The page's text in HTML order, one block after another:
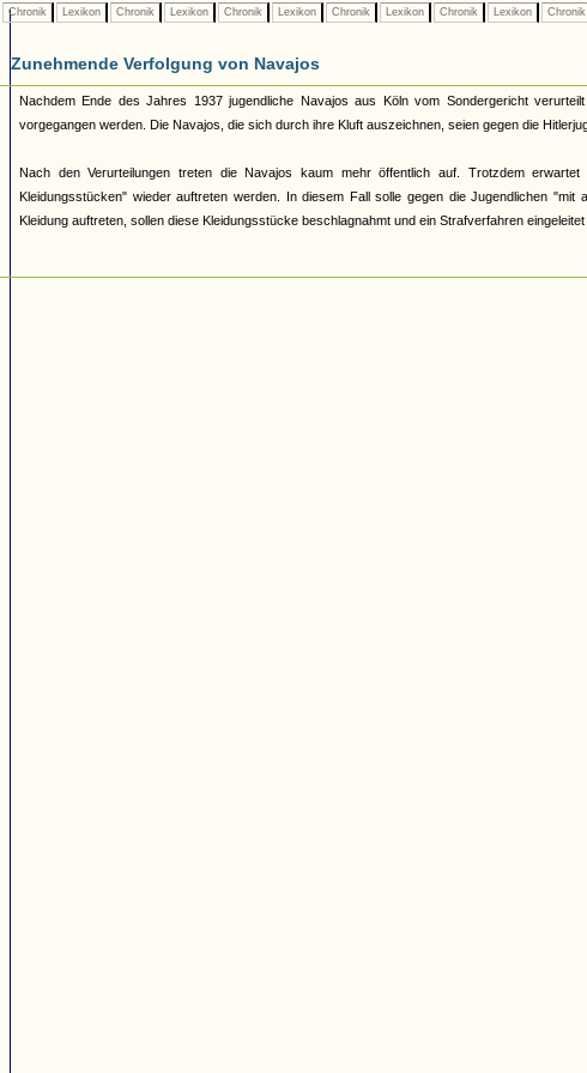
Chronik Lexikon Chronik Lexikon Chronik Lexikon Chronik Lexikon Chronik Lexikon Chronik
Zunehmende Verfolgung von Navajos
Nachdem Ende des Jahres 1937 jugendliche Navajos aus Köln vom Sondergericht
vorgegangen werden. Die Navajos, die sich durch ihre Kluft auszeichnen, seien gegen die
Nach den Verurteilungen treten die Navajos kaum mehr öffentlich auf. Trotzdem
Kleidungsstücken" wieder auftreten werden. In diesem Fall solle gegen die Jugendlichen
Kleidung auftreten, sollen diese Kleidungsstücke beschlagnahmt und ein Strafverfahren eingeleitet